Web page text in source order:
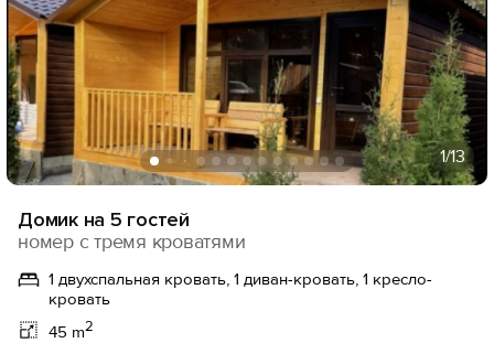
1/13
Домик на 5 гостей
номер с тремя кроватями
1 двухспальная кровать, 1 диван-кровать, 1 кресло-
кровать
45 m2